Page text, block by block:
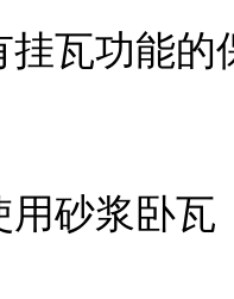
挂瓦功能
用砂浆卧